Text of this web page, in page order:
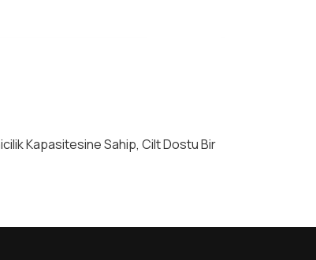
Kapasitesine Sahip, Cilt Dostu Bir